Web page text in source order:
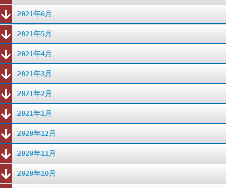
2021年6月
2021年5月
2021年4月
2021年3月
2021年2月
2021年1月
2020年12月
2020年11月
2020年10月